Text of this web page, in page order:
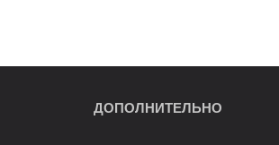
ДОПОЛНИТЕЛЬНО